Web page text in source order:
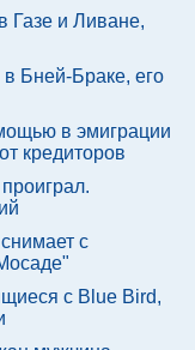
Газе и Ливане,
Бней-Браке, его
в эмиграции
кредиторов
с
с Blue Bird,